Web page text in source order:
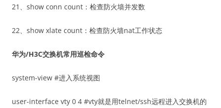
21、show conn count：检查防火墙并发数
22、show xlate count：检查防火墙nat工作状态
华为/H3C交换机常用巡检命令
system-view #进入系统视图
user-interface vty 0 4 #vty就是用telnet/ssh远程进入交换机的